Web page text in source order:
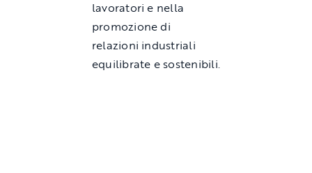
lavoratori e nella
promozione di
relazioni industriali
equilibrate e sostenibili.